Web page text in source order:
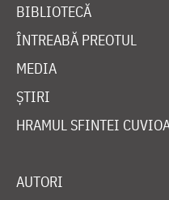
BIBLIOTECĂ
ÎNTREABĂ PREOTUL
MEDIA
ȘTIRI
HRAMUL SFINTEI
AUTORI